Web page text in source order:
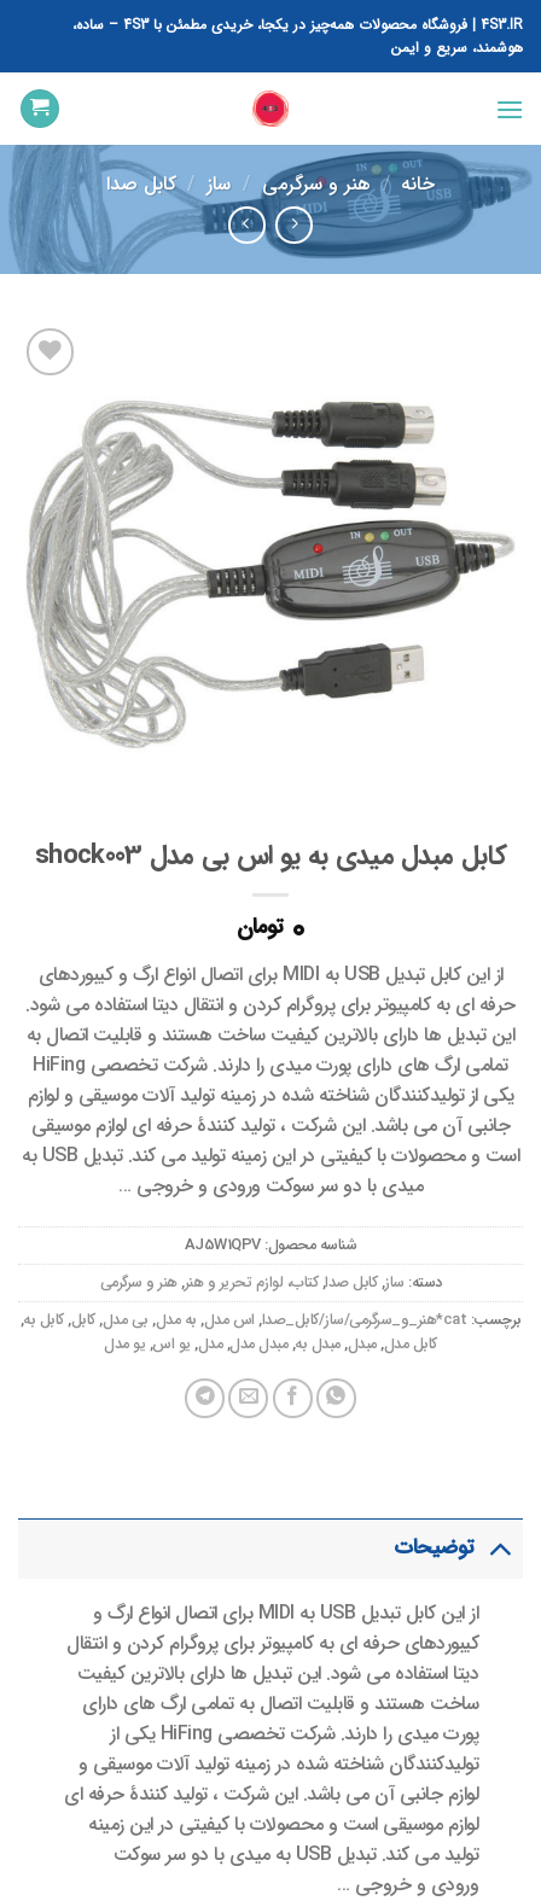
پرش
محتوا
4S3.IR | فروشگاه محصولات همه‌چیز در یکجا، خریدی مطمئن با 4S3 – ساده،
هوشمند، سریع و ایمن
خانه / هنر و سرگرمی / ساز / کابل صدا
به
علاقه
مندی
ها
کابل مبدل میدی به یو اس بی مدل shock003
0 تومان
از این کابل تبدیل USB به MIDI برای اتصال انواع ارگ و کیبوردهای
حرفه ای به کامپیوتر برای پروگرام کردن و انتقال دیتا استفاده می شود.
این تبدیل ها دارای بالاترین کیفیت ساخت هستند و قابلیت اتصال به
تمامی ارگ های دارای پورت میدی را دارند. شرکت تخصصی HiFing
یکی از تولیدکنندگان شناخته شده در زمینه تولید آلات موسیقی و لوازم
جانبی آن می باشد. این شرکت ، تولید کنندۀ حرفه ای لوازم موسیقی
است و محصولات با کیفیتی در این زمینه تولید می کند. تبدیل USB به
میدی با دو سر سوکت ورودی و خروجی …
شناسه محصول:AJ5W1QPV
دسته: ساز,کابل صدا,کتاب، لوازم تحریر و هنر,هنر و سرگرمی
برچسب: cat*هنر_و_سرگرمی/ساز/کابل_صدا , اس مدل, به مدل, بی مدل,کابل,کابل به,
کابل مدل,مبدل,مبدل به,مبدل مدل,مدل, یو اس, یو مدل
توضیحات
از این کابل تبدیل USB به MIDI برای اتصال انواع ارگ و
کیبوردهای حرفه ای به کامپیوتر برای پروگرام کردن و انتقال
دیتا استفاده می شود. این تبدیل ها دارای بالاترین کیفیت
ساخت هستند و قابلیت اتصال به تمامی ارگ های دارای
پورت میدی را دارند. شرکت تخصصی HiFing یکی از
تولیدکنندگان شناخته شده در زمینه تولید آلات موسیقی و
لوازم جانبی آن می باشد. این شرکت ، تولید کنندۀ حرفه ای
لوازم موسیقی است و محصولات با کیفیتی در این زمینه
تولید می کند. تبدیل USB به میدی با دو سر سوکت
ورودی و خروجی …